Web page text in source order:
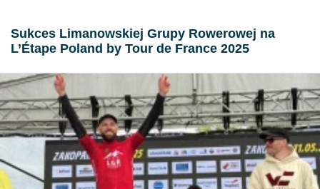
Sukces Limanowskiej Grupy Rowerowej na
L’Étape Poland by Tour de France 2025